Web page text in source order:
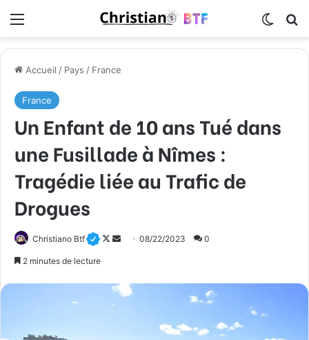
Accueil / Pays / France
France
Un Enfant de 10 ans Tué dans
une Fusillade à Nîmes :
Tragédie liée au Trafic de
Drogues
Christiano Btf
F
l
o
08/22/2023 0
2 minutes de lecture